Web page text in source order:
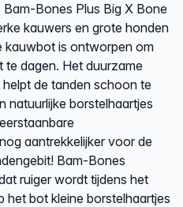
Bones Plus Big X Bone
kauwers en grote honden
is ontworpen om
te dagen. Het duurzame
de tanden schoon te
natuurlijke borstelhaartjes
aantrekkelijker voor de
Bam-Bones
ruiger wordt tijdens het
het bot kleine borstelhaartjes